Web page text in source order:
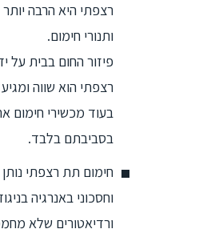
רצפתי היא הרבה
ותנורי חימום.
פיזור החום בבית על
רצפתי הוא שווה
בעוד מכשירי חימום
בסביבתם בלבד.
חימום תת רצפתי
וחסכוני באנרגיה
ורדיאטורים שלא